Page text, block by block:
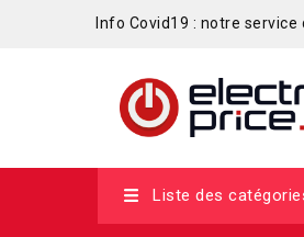
Info Covid19 : notre
Liste des